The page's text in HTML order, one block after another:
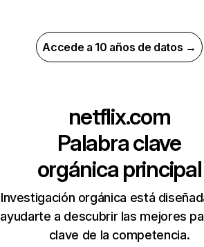
Accede a 10 años de datos →
netflix.com
Palabra clave
orgánica principal
Investigación orgánica está
ayudarte a descubrir las mejores
clave de la competencia.